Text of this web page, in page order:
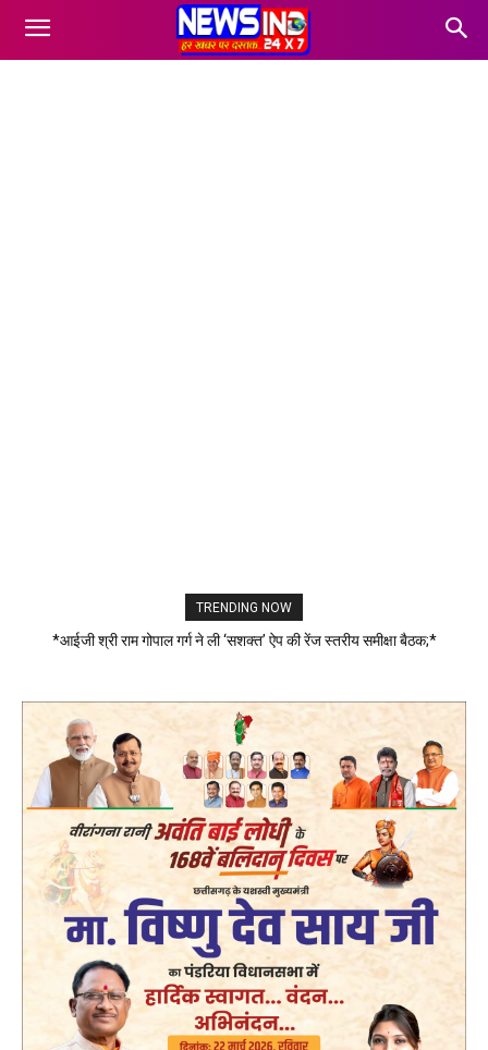
TRENDING NOW
*आईजी श्री राम गोपाल गर्ग ने ली ‘सशक्त’ ऐप की रेंज स्तरीय समीक्षा बैठक;*